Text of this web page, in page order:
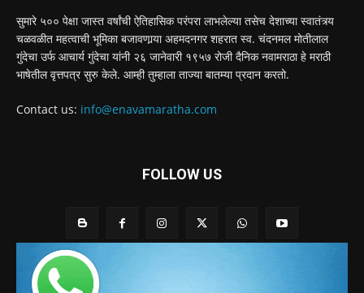
सुमारे ५०० पेक्षा जास्त वर्षांची ऐतिहासिक परंपरा लाभलेल्या तसेच देशाच्या स्वातंत्र्य
चळवळीत महत्वाची भूमिका बजावणार्‍या अहमदनगर शहरात स्व. चंदनमल मोतीलाल
गुंदेचा उर्फ आचार्य गुंदेचा यांनी २६ जानेवारी १९५७ रोजी दैनिक नवामराठा हे मराठी
भाषेतील वृत्तपत्र सुरु केले. आम्ही तुम्हाला ताज्या बातम्या प्रदान करतो.
Contact us: info@enavamaratha.com
FOLLOW US